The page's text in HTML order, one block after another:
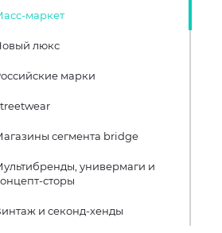
маркет
люкс
марки
сегмента bridge
универмаги и
сторы
и секонд-хенды